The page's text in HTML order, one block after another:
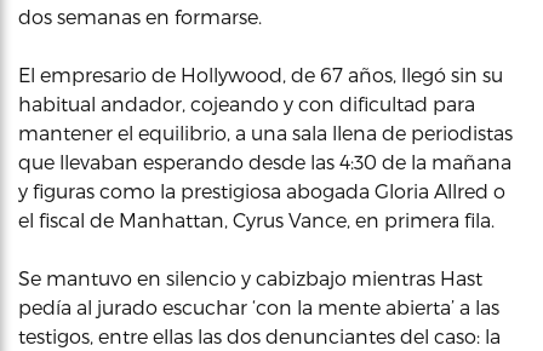
dos semanas en formarse.
El empresario de Hollywood, de 67 años, llegó sin su
habitual andador, cojeando y con dificultad para
mantener el equilibrio, a una sala llena de periodistas
que llevaban esperando desde las 4:30 de la mañana
y figuras como la prestigiosa abogada Gloria Allred o
el fiscal de Manhattan, Cyrus Vance, en primera fila.
Se mantuvo en silencio y cabizbajo mientras Hast
pedía al jurado escuchar ‘con la mente abierta’ a las
testigos, entre ellas las dos denunciantes del caso: la